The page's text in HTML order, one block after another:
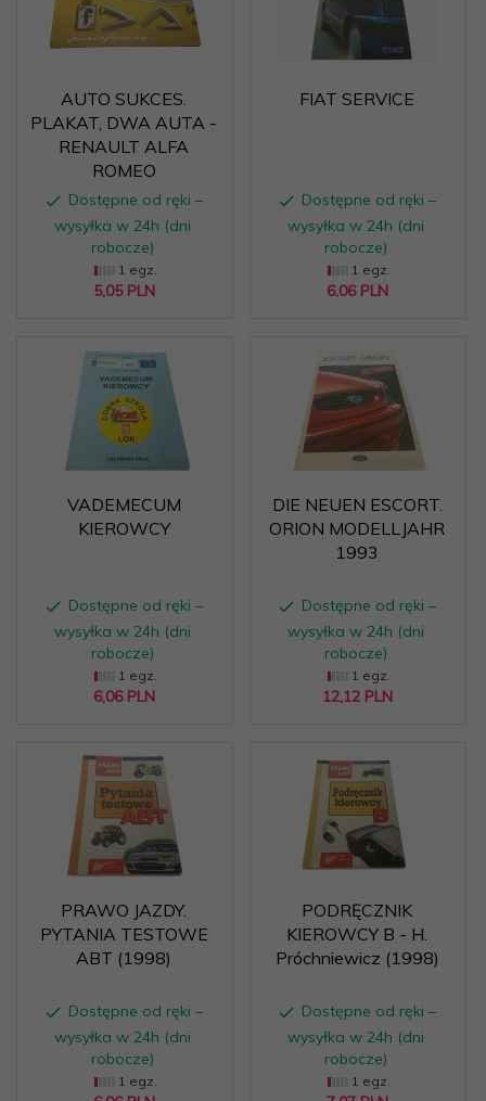
AUTO SUKCES.
PLAKAT, DWA AUTA -
RENAULT ALFA
ROMEO
Dostępne od ręki –
wysyłka w 24h (dni
robocze)
1 egz.
5,05 PLN
FIAT SERVICE
Dostępne od ręki –
wysyłka w 24h (dni
robocze)
1 egz.
6,06 PLN
VADEMECUM
KIEROWCY
Dostępne od ręki –
wysyłka w 24h (dni
robocze)
1 egz.
6,06 PLN
DIE NEUEN ESCORT.
ORION MODELLJAHR
1993
Dostępne od ręki –
wysyłka w 24h (dni
robocze)
1 egz.
12,12 PLN
PRAWO JAZDY.
PYTANIA TESTOWE
ABT (1998)
Dostępne od ręki –
wysyłka w 24h (dni
robocze)
1 egz.
PODRĘCZNIK
KIEROWCY B - H.
Próchniewicz (1998)
Dostępne od ręki –
wysyłka w 24h (dni
robocze)
1 egz.